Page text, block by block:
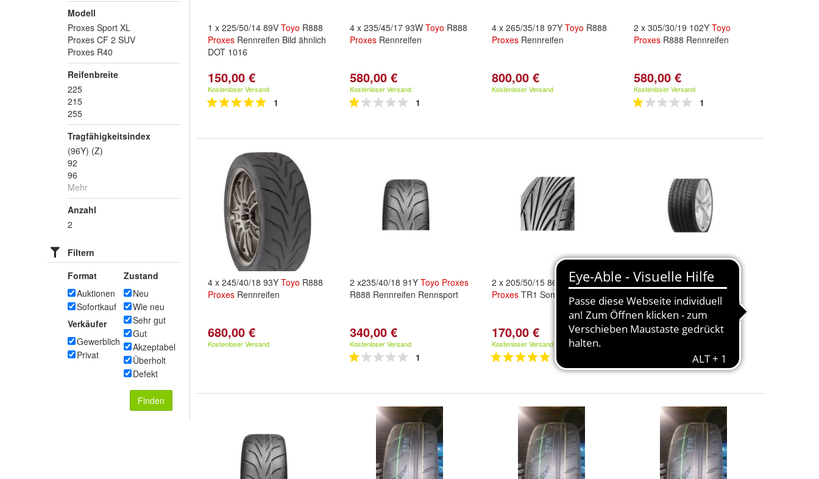
Modell
Proxes Sport XL
Proxes CF 2 SUV
Proxes R40
Reifenbreite
225
215
255
Tragfähigkeitsindex
(96Y) (Z)
92
96
Mehr
Anzahl
2
Filtern
Format
Auktionen
Sofortkauf
Verkäufer
Gewerblich
Privat
Zustand
Neu
Wie neu
Sehr gut
Gut
Akzeptabel
Überholt
Defekt
Finden
1 x 225/50/14 89V Toyo R888
Proxes Rennreifen Bild ähnlich
DOT 1016
150,00 €
Kostenloser Versand
1
4 x 235/45/17 93W Toyo R888
Proxes Rennreifen
580,00 €
Kostenloser Versand
1
4 x 265/35/18 97Y Toyo R888
Proxes Rennreifen
800,00 €
Kostenloser Versand
2 x 305/30/19 102Y Toyo
Proxes R888 Rennreifen
580,00 €
Kostenloser Versand
1
4 x 245/40/18 93Y Toyo R888
Proxes Rennreifen
680,00 €
Kostenloser Versand
2 x235/40/18 91Y Toyo Proxes
R888 Rennreifen Rennsport
340,00 €
Kostenloser Versand
1
2 x 205/50/15 86W xLToyo
Proxes TR1 Sommerreifen
170,00 €
Kostenloser Versand
1 x 275/40/18 99YToyo
ProxesT1R Sommerreifen
167,00 €